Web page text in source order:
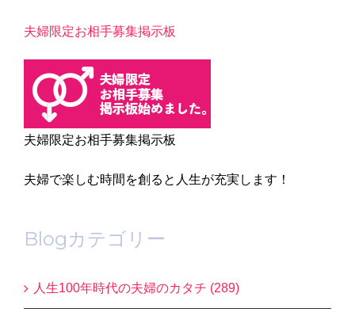
夫婦限定お相手募集掲示板
夫婦限定お相手募集掲示板
夫婦で楽しむ時間を創ると人生が充実します！
Blogカテゴリー
人生100年時代の夫婦のカタチ (289)